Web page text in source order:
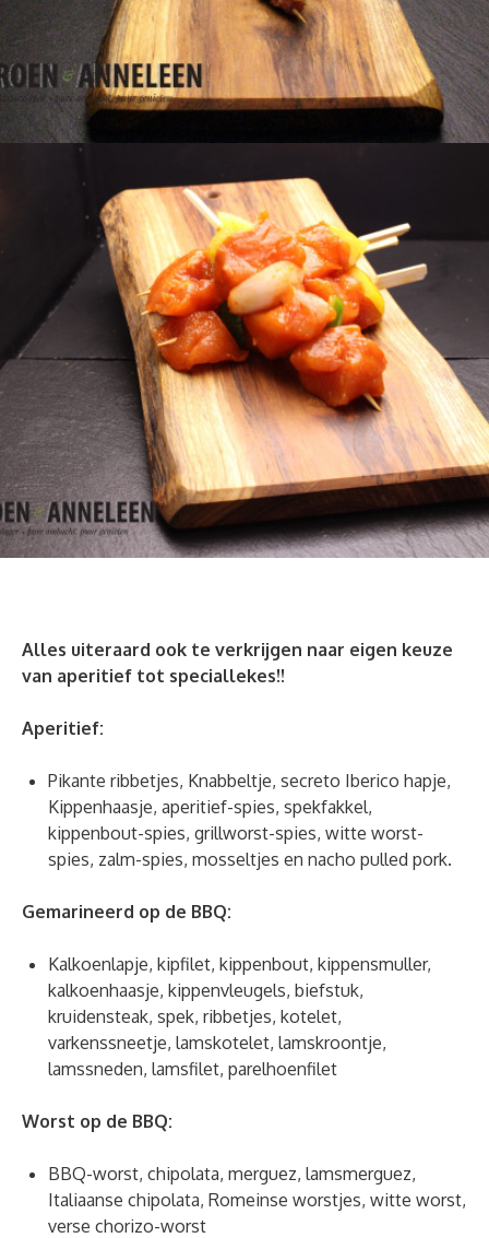
Alles uiteraard ook te verkrijgen naar eigen keuze
van aperitief tot speciallekes!!
Aperitief:
Pikante ribbetjes, Knabbeltje, secreto Iberico hapje,
Kippenhaasje, aperitief-spies, spekfakkel,
kippenbout-spies, grillworst-spies, witte worst-
spies, zalm-spies, mosseltjes en nacho pulled pork.
Gemarineerd op de BBQ:
Kalkoenlapje, kipfilet, kippenbout, kippensmuller,
kalkoenhaasje, kippenvleugels, biefstuk,
kruidensteak, spek, ribbetjes, kotelet,
varkenssneetje, lamskotelet, lamskroontje,
lamssneden, lamsfilet, parelhoenfilet
Worst op de BBQ:
BBQ-worst, chipolata, merguez, lamsmerguez,
Italiaanse chipolata, Romeinse worstjes, witte worst,
verse chorizo-worst